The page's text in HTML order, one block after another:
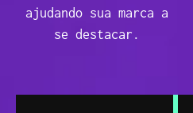
ajudando sua marca a
se destacar.